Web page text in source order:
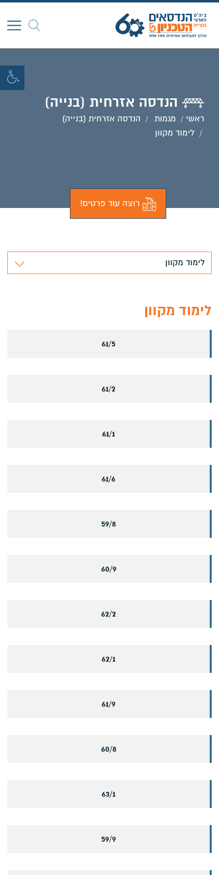
חפש
הנדסה אזרחית (בנייה)
ראשי מגמות
הנדסה אזרחית (בנייה)
לימוד מקוון
רוצה עוד פרטים!
לימוד מקוון
לימוד מקוון
61/5
61/2
61/1
61/6
59/8
60/9
62/2
62/1
61/9
60/8
63/1
59/9